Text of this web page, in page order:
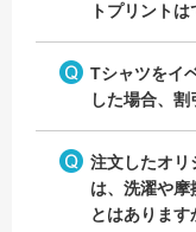
トプリント
Tシャツをイ
した場合、割
注文したオリ
は、洗濯や摩
とはあります